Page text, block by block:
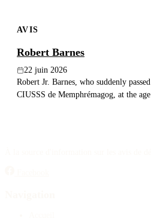
AVIS
Robert Barnes
22 juin 2026
Robert Jr. Barnes, who suddenly
CIUSSS de Memphrémagog, at the